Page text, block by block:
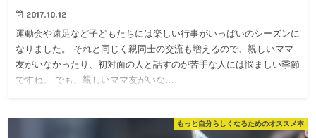
2017.10.12
運動会や遠足など子どもたちには楽しい行事がいっぱいのシーズンに
なりました。 それと同じく親同士の交流も増えるので、親しいママ
友がいなかったり、初対面の人と話すのが苦手な人には悩ましい季節
ですね。 でも、親しいママ友がいな…
もっと自分らしくなるためのオススメ本